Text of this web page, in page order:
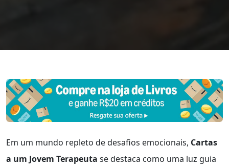
Em um mundo repleto de desafios emocionais, Cartas
a um Jovem Terapeuta se destaca como uma luz guia